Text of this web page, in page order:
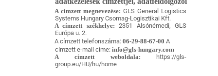
A címzett megnevezése: GLS General Logistics
Systems Hungary Csomag-Logisztikai Kft.
A címzett székhelye: 2351 Alsónémedi, GLS
Európa u. 2.
A címzett telefonszáma:06-29-88-67-00 A
címzett e-mail címe:info@gls-hungary.com
A címzett weboldala:
https://gls-
group.eu/HU/hu/home